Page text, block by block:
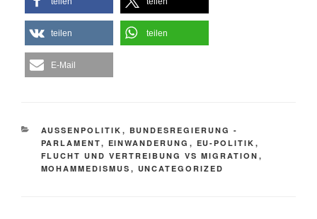
teilen teilen
E-Mail
KATEGORIEN
AUSSENPOLITIK , BUNDESREGIERUNG -
PARLAMENT, EINWANDERUNG , EU-POLITIK ,
FLUCHT UND VERTREIBUNG VS MIGRATION ,
MOHAMMEDISMUS , UNCATEGORIZED